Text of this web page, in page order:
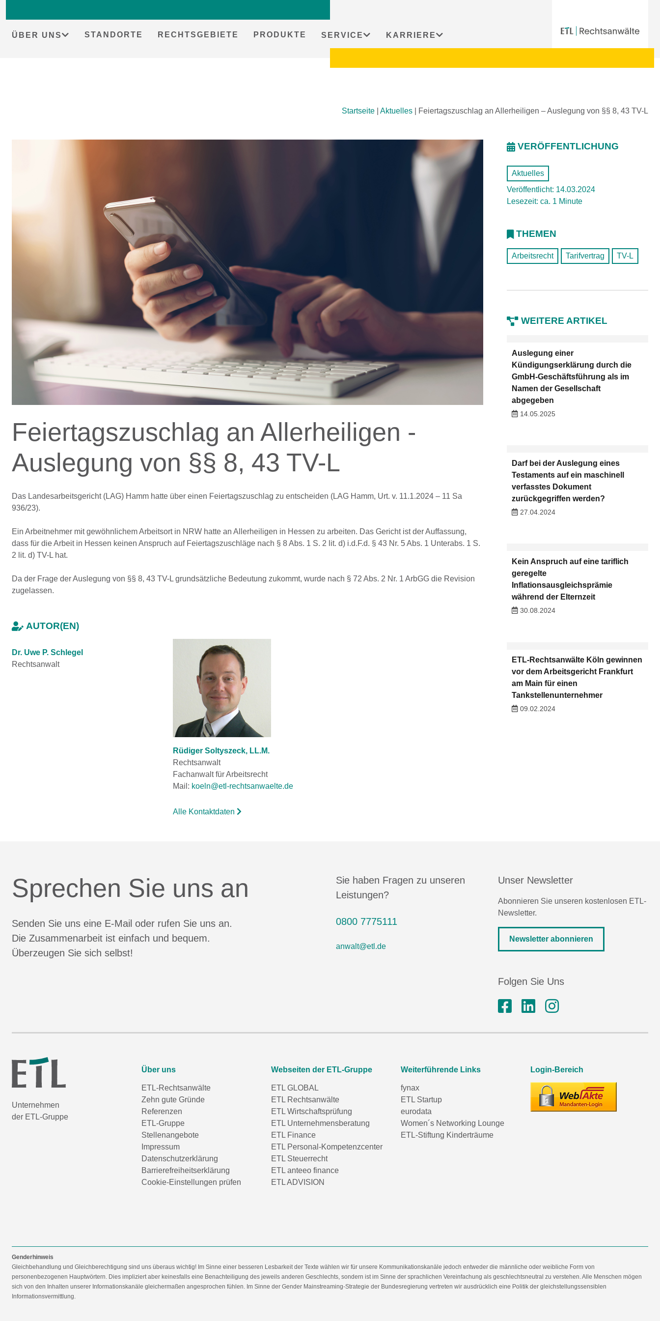
ÜBER UNS STANDORTE RECHTSGEBIETE PRODUKTE SERVICE KARRIERE
Startseite Aktuelles Feiertagszuschlag an Allerheiligen – Auslegung von §§ 8, 43 TV-L
Feiertagszuschlag an Allerheiligen -
Auslegung von §§ 8, 43 TV-L
Das Landesarbeitsgericht (LAG) Hamm hatte über einen Feiertagszuschlag zu entscheiden (LAG Hamm, Urt. v. 11.1.2024 – 11 Sa
936/23).
Ein Arbeitnehmer mit gewöhnlichem Arbeitsort in NRW hatte an Allerheiligen in Hessen zu arbeiten. Das Gericht ist der Auffassung,
dass für die Arbeit in Hessen keinen Anspruch auf Feiertagszuschläge nach § 8 Abs. 1 S. 2 lit. d) i.d.F.d. § 43 Nr. 5 Abs. 1 Unterabs. 1 S.
2 lit. d) TV-L hat.
Da der Frage der Auslegung von §§ 8, 43 TV-L grundsätzliche Bedeutung zukommt, wurde nach § 72 Abs. 2 Nr. 1 ArbGG die Revision
zugelassen.
AUTOR(EN)
Dr. Uwe P. Schlegel
Rechtsanwalt
Rüdiger Soltyszeck, LL.M.
Rechtsanwalt
Fachanwalt für Arbeitsrecht
Mail: koeln@etl-rechtsanwaelte.de
Alle Kontaktdaten
VERÖFFENTLICHUNG
Aktuelles
Veröffentlicht: 14.03.2024
Lesezeit: ca. 1 Minute
THEMEN
Arbeitsrecht Tarifvertrag TV-L
WEITERE ARTIKEL
Auslegung einer
Kündigungserklärung durch die
GmbH-Geschäftsführung als im
Namen der Gesellschaft
abgegeben
14.05.2025
Darf bei der Auslegung eines
Testaments auf ein maschinell
verfasstes Dokument
zurückgegriffen werden?
27.04.2024
Kein Anspruch auf eine tariflich
geregelte
Inflationsausgleichsprämie
während der Elternzeit
30.08.2024
ETL-Rechtsanwälte Köln gewinnen
vor dem Arbeitsgericht Frankfurt
am Main für einen
Tankstellenunternehmer
09.02.2024
Sprechen Sie uns an
Senden Sie uns eine E-Mail oder rufen Sie uns an.
Die Zusammenarbeit ist einfach und bequem.
Überzeugen Sie sich selbst!
Sie haben Fragen zu unseren
Leistungen?
0800 7775111
anwalt@etl.de
Unser Newsletter
Abonnieren Sie unseren kostenlosen ETL-
Newsletter.
Newsletter abonnieren
Folgen Sie Uns
Unternehmen
der ETL-Gruppe
Über uns
ETL-Rechtsanwälte
Zehn gute Gründe
Referenzen
ETL-Gruppe
Stellenangebote
Impressum
Datenschutzerklärung
Barrierefreiheitserklärung
Cookie-Einstellungen prüfen
Webseiten der ETL-Gruppe
ETL GLOBAL
ETL Rechtsanwälte
ETL Wirtschaftsprüfung
ETL Unternehmensberatung
ETL Finance
ETL Personal-Kompetenzcenter
ETL Steuerrecht
ETL anteeo finance
ETL ADVISION
Weiterführende Links
fynax
ETL Startup
eurodata
Women´s Networking Lounge
ETL-Stiftung Kinderträume
Login-Bereich
Genderhinweis
Gleichbehandlung und Gleichberechtigung sind uns überaus wichtig! Im Sinne einer besseren Lesbarkeit der Texte wählen wir für unsere Kommunikationskanäle jedoch entweder die männliche oder weibliche Form von
personenbezogenen Hauptwörtern. Dies impliziert aber keinesfalls eine Benachteiligung des jeweils anderen Geschlechts, sondern ist im Sinne der sprachlichen Vereinfachung als geschlechtsneutral zu verstehen. Alle Menschen mögen
sich von den Inhalten unserer Informationskanäle gleichermaßen angesprochen fühlen. Im Sinne der Gender Mainstreaming-Strategie der Bundesregierung vertreten wir ausdrücklich eine Politik der gleichstellungssensiblen
Informationsvermittlung.